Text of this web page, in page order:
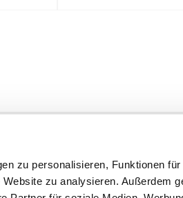
zu personalisieren, Funktionen
zu analysieren. Außerdem
Informationen: